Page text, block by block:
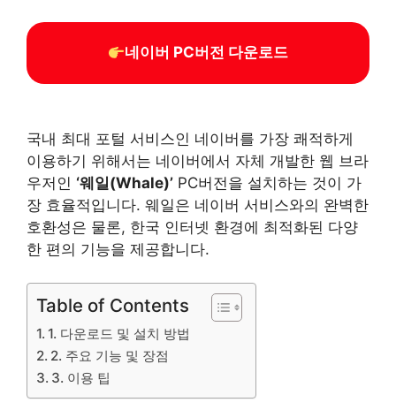
네이버 PC버전 다운로드
국내 최대 포털 서비스인 네이버를 가장 쾌적하게
이용하기 위해서는 네이버에서 자체 개발한 웹 브라
우저인 ‘웨일(Whale)’ PC버전을 설치하는 것이 가
장 효율적입니다. 웨일은 네이버 서비스와의 완벽한
호환성은 물론, 한국 인터넷 환경에 최적화된 다양
한 편의 기능을 제공합니다.
Table of Contents
1. 다운로드 및 설치 방법
2. 주요 기능 및 장점
3. 이용 팁